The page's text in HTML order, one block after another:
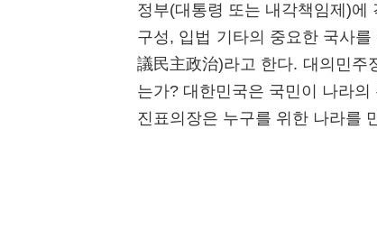
정부(대통령 또는 내각책임제)에
구성, 입법 기타의 중요한 국사
議民主政治)라고 한다. 대의민주
는가? 대한민국은 국민이 나라
진표의장은 누구를 위한 나라를